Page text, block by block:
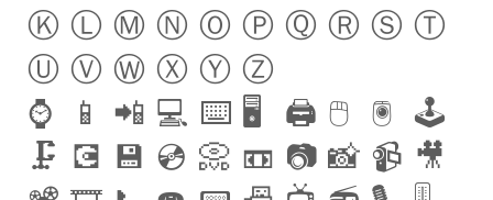
Ⓚ Ⓛ Ⓜ Ⓝ Ⓞ Ⓟ Ⓠ Ⓡ Ⓢ Ⓣ
Ⓤ Ⓥ Ⓦ Ⓧ Ⓨ Ⓩ
⌚️
📱 📲 💻 ⌨️ 🖥 🖨 🖱 🖲
🕹
🗜 💽 💾 💿 📀 📼 📷 📸 📹 🎥